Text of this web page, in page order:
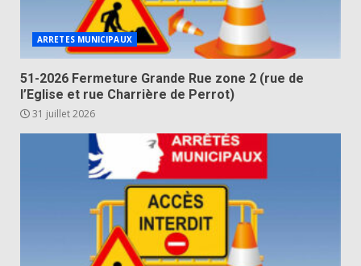
ARRETES MUNICIPAUX
51-2026 Fermeture Grande Rue zone 2 (rue de
l’Eglise et rue Charrière de Perrot)
31 juillet 2026